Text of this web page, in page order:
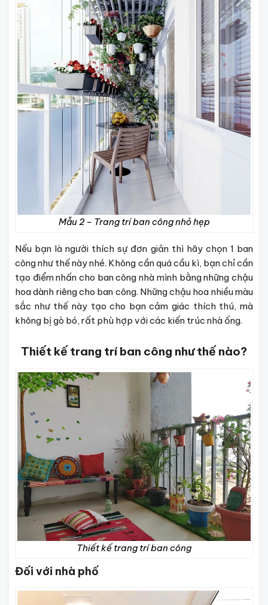
Mẫu 2 – Trang trí ban công nhỏ hẹp
Nếu bạn là người thích sự đơn giản thì hãy chọn 1 ban
công như thế này nhé. Không cần quá cầu kì, bạn chỉ cần
tạo điểm nhấn cho ban công nhà mình bằng những chậu
hoa dành riêng cho ban công. Những chậu hoa nhiều màu
sắc như thế này tạo cho bạn cảm giác thích thú, mà
không bị gò bó, rất phù hợp với các kiến trúc nhà ống.
Thiết kế trang trí ban công như thế nào?
Thiết kế trang trí ban công
Đối với nhà phố